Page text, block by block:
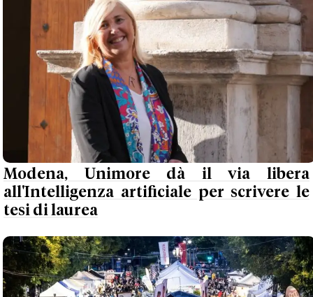
Modena, Unimore dà il via libera
all'Intelligenza artificiale per scrivere le
tesi di laurea